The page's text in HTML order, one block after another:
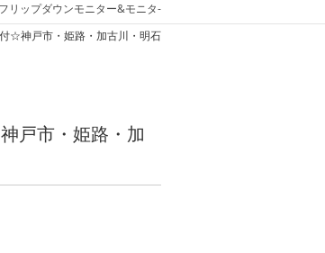
フリップダウンモニター&モニタ‐
☆神戸市・姫路・加古川・明石
戸市・姫路・加